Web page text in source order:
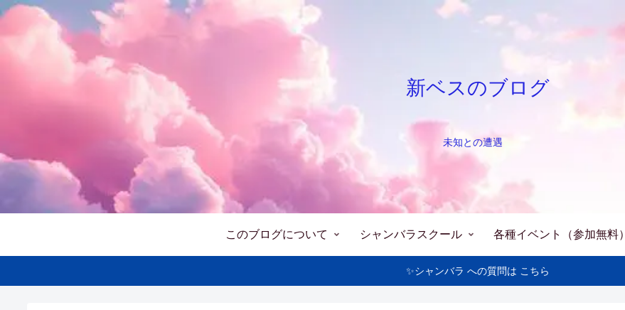
新ベスのブログ
未知との遭遇
このブログについて シャンバラスクール 各種イベント（参加無料）
✨シャンバラ への質問は こちら